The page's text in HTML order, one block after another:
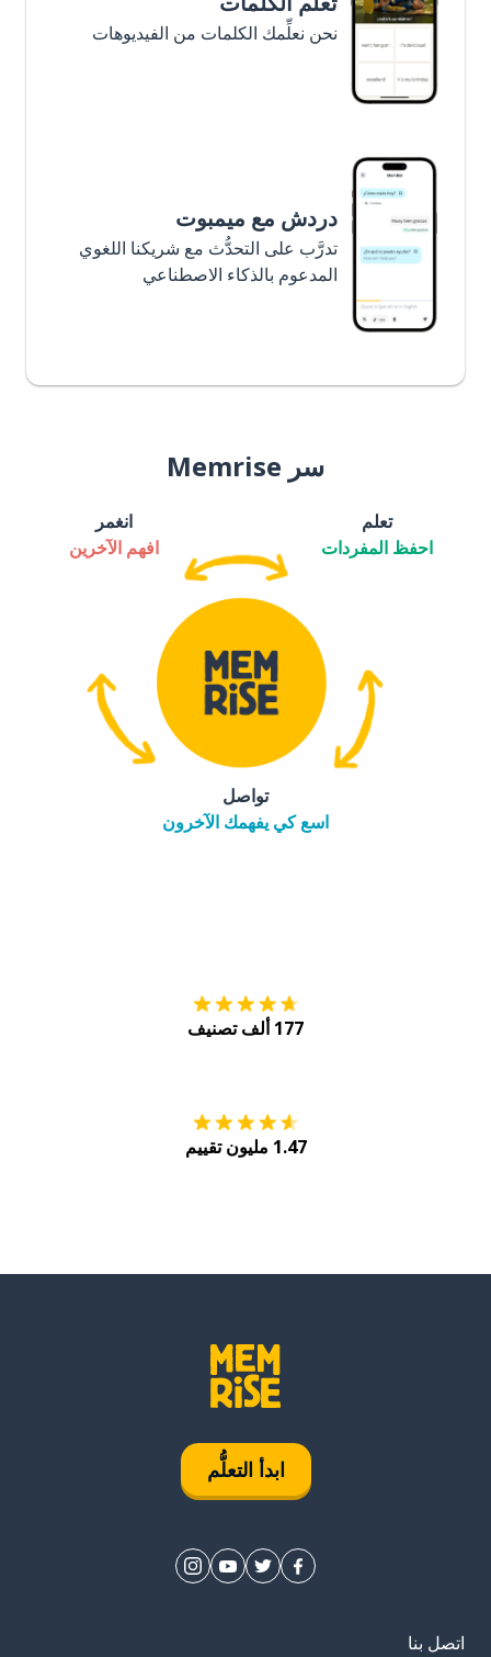
نحن نعلِّمك الكلمات من الفيديوهات
دردش مع ميمبوت
تدرَّب على التحدُّث مع شريكنا اللغوي
المدعوم بالذكاء الاصطناعي
سر Memrise
تعلم
احفظ المفردات
انغمر
افهم الآخرين
تواصل
اسع كي يفهمك الآخرون
177 ألف تصنيف
1.47 مليون تقييم
ابدأ التعلُّم
اتصل بنا